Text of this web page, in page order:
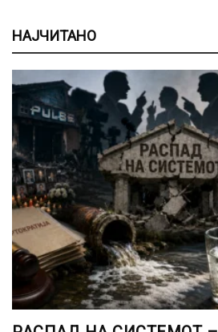
НАЈЧИТАНО